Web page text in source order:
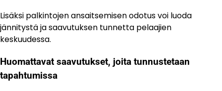
Lisäksi palkintojen ansaitsemisen odotus voi luoda
jännitystä ja saavutuksen tunnetta pelaajien
keskuudessa.
Huomattavat saavutukset, joita tunnustetaan
tapahtumissa